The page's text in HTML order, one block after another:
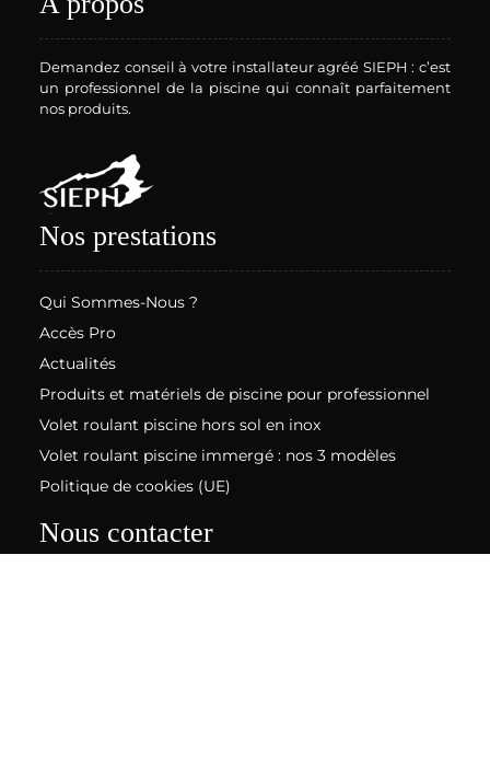
Demandez conseil à votre installateur agréé SIEPH : c’est
un professionnel de la piscine qui connaît parfaitement
nos produits.
Nos prestations
Qui Sommes-Nous ?
Accès Pro
Actualités
Produits et matériels de piscine pour professionnel
Volet roulant piscine hors sol en inox
Volet roulant piscine immergé : nos 3 modèles
Politique de cookies (UE)
Nous contacter